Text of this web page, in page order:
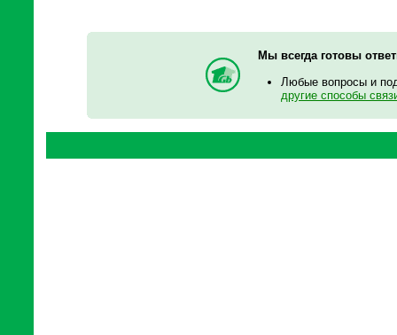
Мы всегда готовы
Любые вопросы и
другие способы